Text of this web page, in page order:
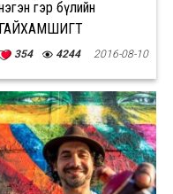
гэр бүлийн
ГАЙХАМШИГТ
354 4244 2016-08-10